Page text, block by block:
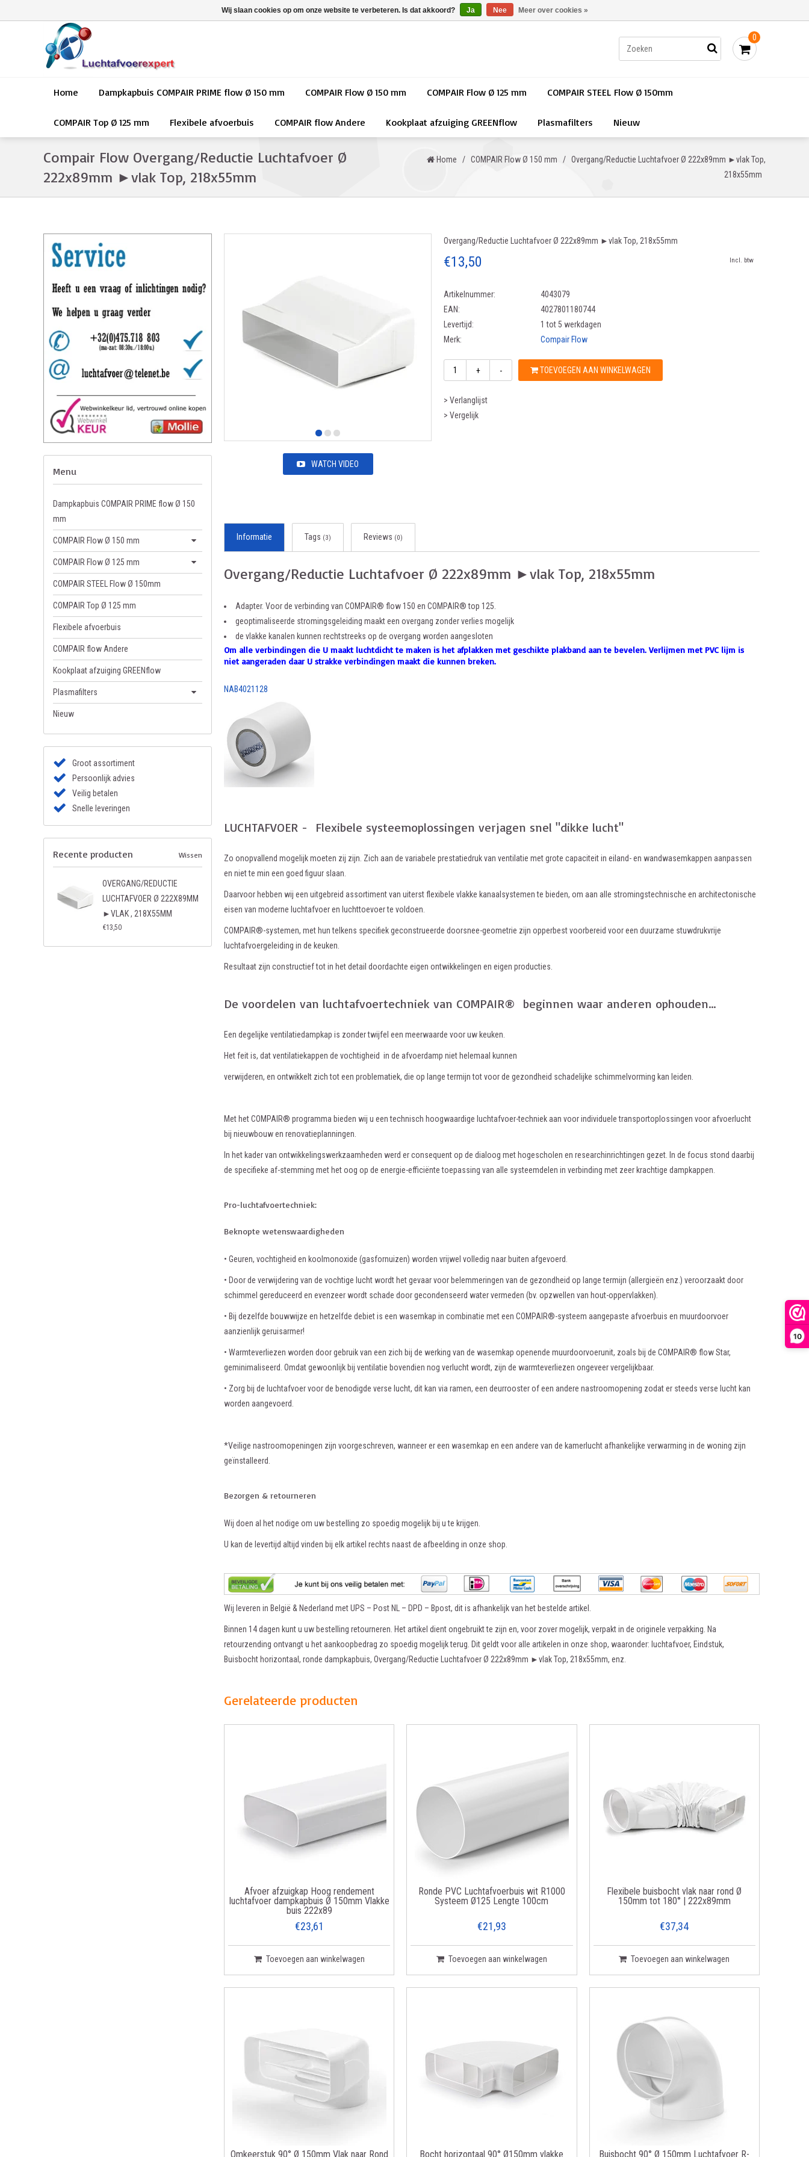
10
0
Home Dampkapbuis COMPAIR PRIME flow Ø 150 mm COMPAIR Flow Ø 150 mm COMPAIR Flow Ø 125 mm COMPAIR STEEL Flow Ø 150mm
COMPAIR Top Ø 125 mm Flexibele afvoerbuis COMPAIR flow Andere Kookplaat afzuiging GREENflow Plasmafilters Nieuw
Compair Flow Overgang/Reductie Luchtafvoer Ø
222x89mm ►vlak Top, 218x55mm
Home / COMPAIR Flow Ø 150 mm / Overgang/Reductie Luchtafvoer Ø 222x89mm ►vlak Top,
218x55mm
WATCH VIDEO
Overgang/Reductie Luchtafvoer Ø 222x89mm ►vlak Top, 218x55mm
€13,50 Incl. btw
Artikelnummer:
4043079
EAN:
4027801180744
Levertijd:
1 tot 5 werkdagen
Merk:
Compair Flow
+ - TOEVOEGEN AAN WINKELWAGEN
> Verlanglijst
> Vergelijk
Informatie Tags (3) Reviews (0)
Overgang/Reductie Luchtafvoer Ø 222x89mm ►vlak Top, 218x55mm
Adapter. Voor de verbinding van COMPAIR® flow 150 en COMPAIR® top 125.
geoptimaliseerde stromingsgeleiding maakt een overgang zonder verlies mogelijk
de vlakke kanalen kunnen rechtstreeks op de overgang worden aangesloten
Om alle verbindingen die U maakt luchtdicht te maken is het afplakken met geschikte plakband aan te bevelen. Verlijmen met PVC lijm is
niet aangeraden daar U strakke verbindingen maakt die kunnen breken.
NAB4021128
LUCHTAFVOER - Flexibele systeemoplossingen verjagen snel "dikke lucht"
Zo onopvallend mogelijk moeten zij zijn. Zich aan de variabele prestatiedruk van ventilatie met grote capaciteit in eiland- en wandwasemkappen aanpassen
en niet te min een goed figuur slaan.
Daarvoor hebben wij een uitgebreid assortiment van uiterst flexibele vlakke kanaalsystemen te bieden, om aan alle stromingstechnische en architectonische
eisen van moderne luchtafvoer en luchttoevoer te voldoen.
COMPAIR®-systemen, met hun telkens specifiek geconstrueerde doorsnee-geometrie zijn opperbest voorbereid voor een duurzame stuwdrukvrije
luchtafvoergeleiding in de keuken.
Resultaat zijn constructief tot in het detail doordachte eigen ontwikkelingen en eigen producties.
De voordelen van luchtafvoertechniek van COMPAIR® beginnen waar anderen ophouden…
Een degelijke ventilatiedampkap is zonder twijfel een meerwaarde voor uw keuken.
Het feit is, dat ventilatiekappen de vochtigheid in de afvoerdamp niet helemaal kunnen
verwijderen, en ontwikkelt zich tot een problematiek, die op lange termijn tot voor de gezondheid schadelijke schimmelvorming kan leiden.
Met het COMPAIR® programma bieden wij u een technisch hoogwaardige luchtafvoer-techniek aan voor individuele transportoplossingen voor afvoerlucht
bij nieuwbouw en renovatieplanningen.
In het kader van ontwikkelingswerkzaamheden werd er consequent op de dialoog met hogescholen en researchinrichtingen gezet. In de focus stond daarbij
de specifieke af-stemming met het oog op de energie-efficiënte toepassing van alle systeemdelen in verbinding met zeer krachtige dampkappen.
Pro-luchtafvoertechniek:
Beknopte wetenswaardigheden
• Geuren, vochtigheid en koolmonoxide (gasfornuizen) worden vrijwel volledig naar buiten afgevoerd.
• Door de verwijdering van de vochtige lucht wordt het gevaar voor belemmeringen van de gezondheid op lange termijn (allergieën enz.) veroorzaakt door
schimmel gereduceerd en evenzeer wordt schade door gecondenseerd water vermeden (bv. opzwellen van hout-oppervlakken).
• Bij dezelfde bouwwijze en hetzelfde debiet is een wasemkap in combinatie met een COMPAIR®-systeem aangepaste afvoerbuis en muurdoorvoer
aanzienlijk geruisarmer!
• Warmteverliezen worden door gebruik van een zich bij de werking van de wasemkap openende muurdoorvoerunit, zoals bij de COMPAIR® flow Star,
geminimaliseerd. Omdat gewoonlijk bij ventilatie bovendien nog verlucht wordt, zijn de warmteverliezen ongeveer vergelijkbaar.
• Zorg bij de luchtafvoer voor de benodigde verse lucht, dit kan via ramen, een deurrooster of een andere nastroomopening zodat er steeds verse lucht kan
worden aangevoerd.
*Veilige nastroomopeningen zijn voorgeschreven, wanneer er een wasemkap en een andere van de kamerlucht afhankelijke verwarming in de woning zijn
geïnstalleerd.
Bezorgen & retourneren
Wij doen al het nodige om uw bestelling zo spoedig mogelijk bij u te krijgen.
U kan de levertijd altijd vinden bij elk artikel rechts naast de afbeelding in onze shop.
Wij leveren in België & Nederland met UPS – Post NL – DPD – Bpost, dit is afhankelijk van het bestelde artikel.
Binnen 14 dagen kunt u uw bestelling retourneren. Het artikel dient ongebruikt te zijn en, voor zover mogelijk, verpakt in de originele verpakking. Na
retourzending ontvangt u het aankoopbedrag zo spoedig mogelijk terug. Dit geldt voor alle artikelen in onze shop, waaronder: luchtafvoer, Eindstuk,
Buisbocht horizontaal, ronde dampkapbuis, Overgang/Reductie Luchtafvoer Ø 222x89mm ►vlak Top, 218x55mm, enz.
Gerelateerde producten
Afvoer afzuigkap Hoog rendement
luchtafvoer dampkapbuis Ø 150mm Vlakke
buis 222x89
€23,61
Toevoegen aan winkelwagen
Ronde PVC Luchtafvoerbuis wit R1000
Systeem Ø125 Lengte 100cm
€21,93
Toevoegen aan winkelwagen
Flexibele buisbocht vlak naar rond Ø
150mm tot 180° | 222x89mm
€37,34
Toevoegen aan winkelwagen
Omkeerstuk 90° Ø 150mm Vlak naar Rond Bocht horizontaal 90° Ø150mm vlakke Buisbocht 90° Ø 150mm Luchtafvoer R-
Menu
Dampkapbuis COMPAIR PRIME flow Ø 150
mm
COMPAIR Flow Ø 150 mm
COMPAIR Flow Ø 125 mm
COMPAIR STEEL Flow Ø 150mm
COMPAIR Top Ø 125 mm
Flexibele afvoerbuis
COMPAIR flow Andere
Kookplaat afzuiging GREENflow
Plasmafilters
Nieuw
Groot assortiment
Persoonlijk advies
Veilig betalen
Snelle leveringen
Recente producten Wissen
OVERGANG/REDUCTIE
LUCHTAFVOER Ø 222X89MM
►VLAK , 218X55MM
€13,50
Wij slaan cookies op om onze website te verbeteren. Is dat akkoord? Ja Nee Meer over cookies »